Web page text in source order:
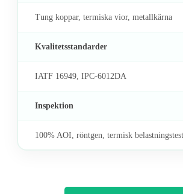
Tung koppar, termiska vior, metallkärna
Kvalitetsstandarder
IATF 16949, IPC-6012DA
Inspektion
100% AOI, röntgen, termisk belastningstest